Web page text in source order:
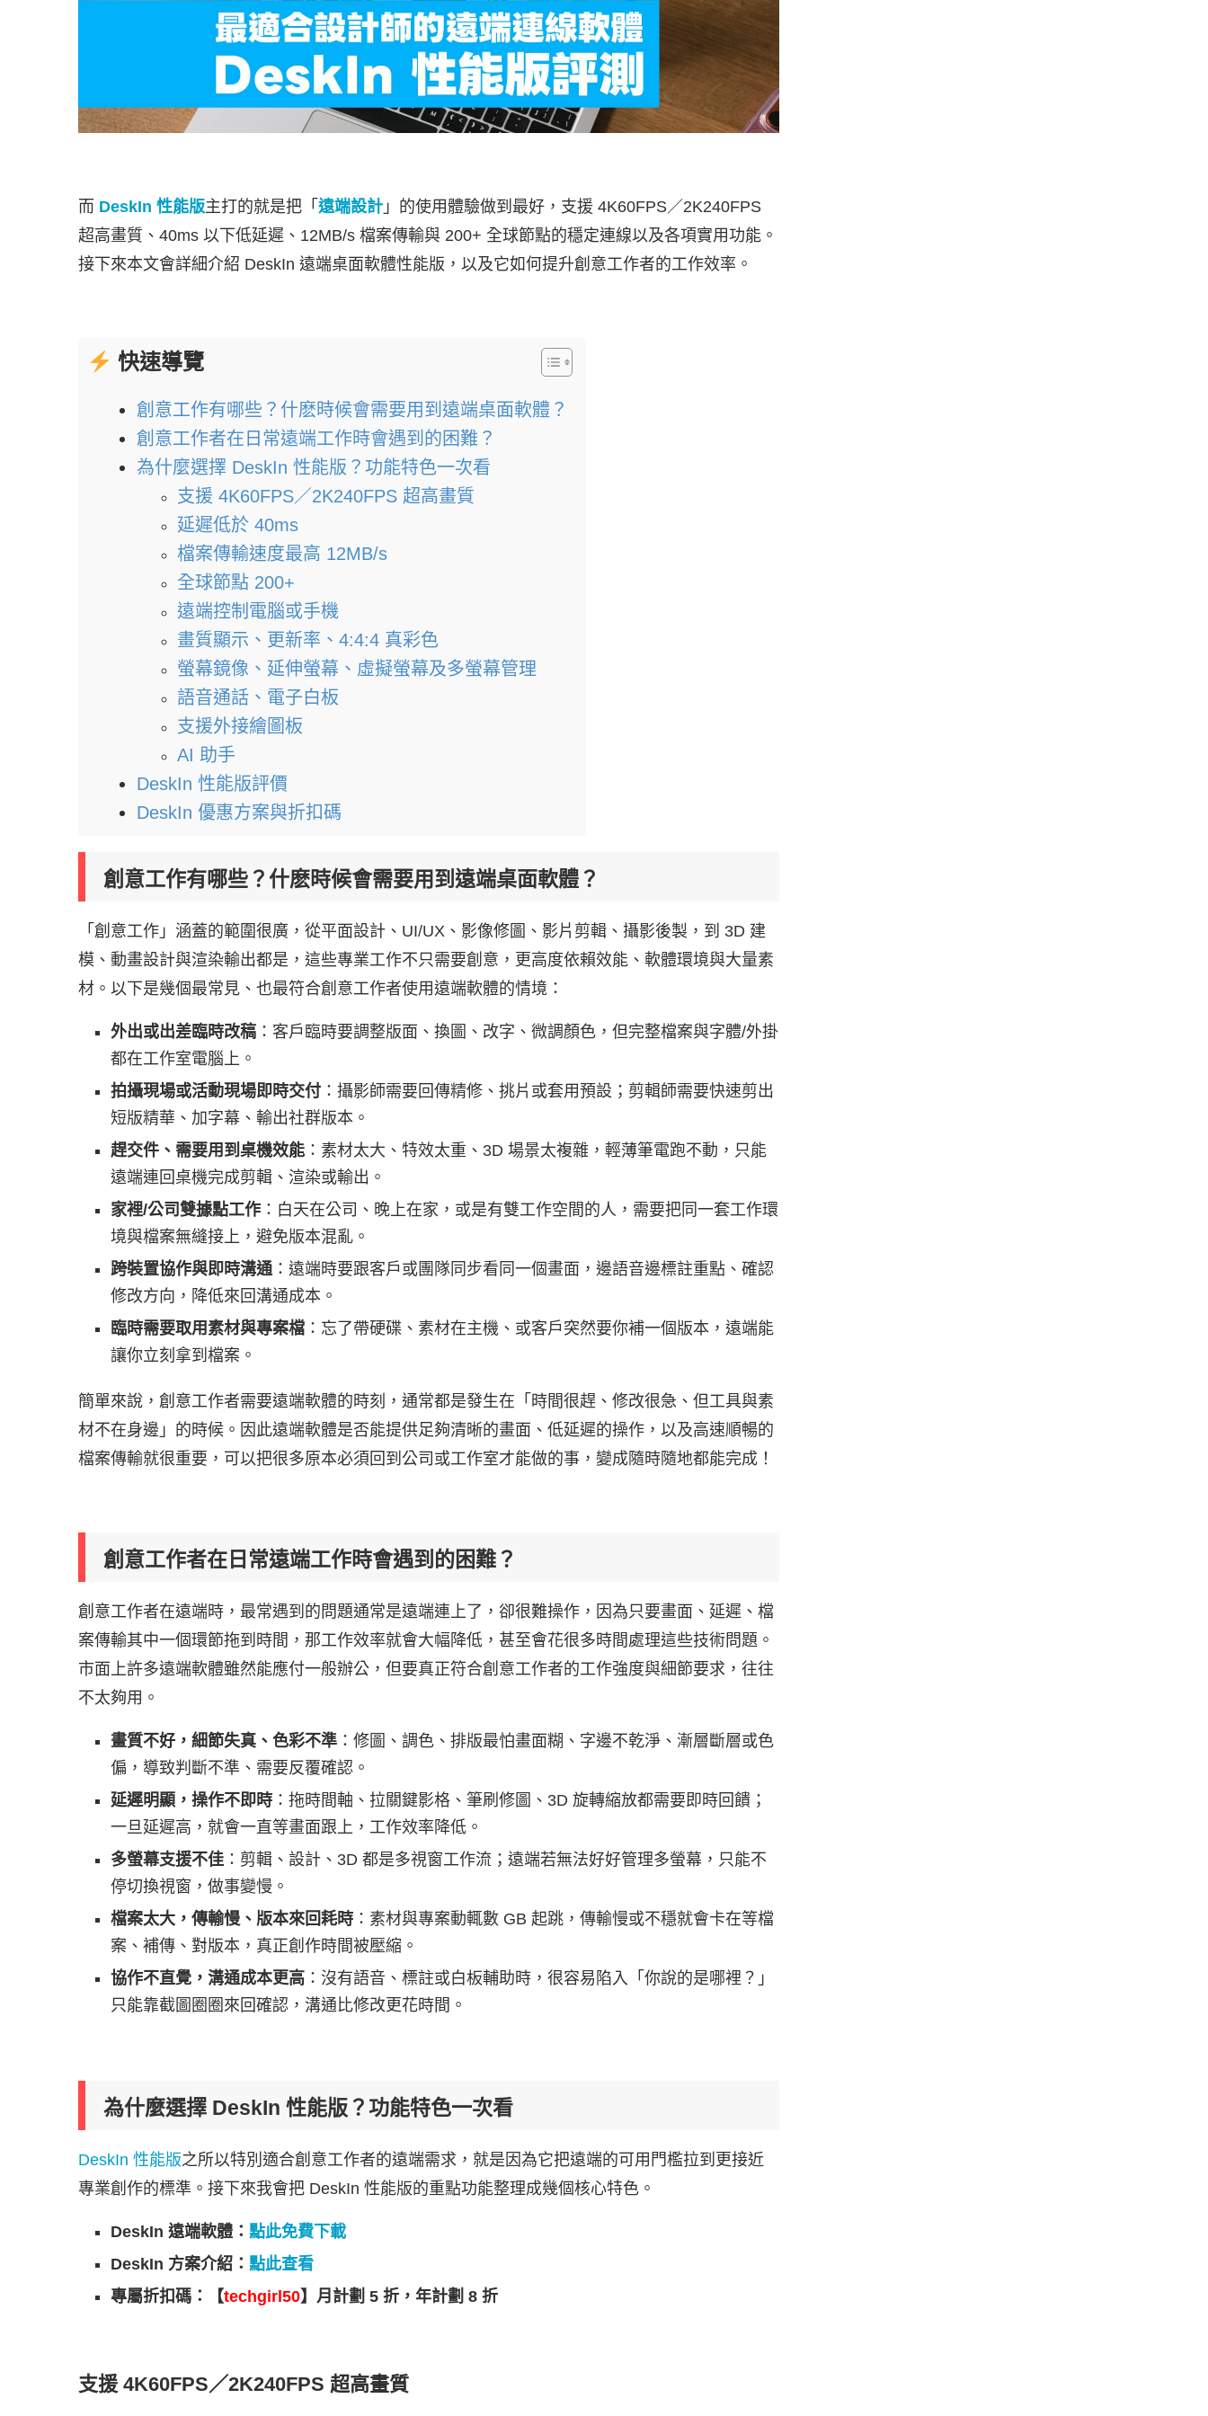
而 DeskIn 性能版主打的就是把「 遠端設計 」的使用體驗做到最好，支援 4K60FPS／2K240FPS
超高畫質、40ms 以下低延遲、12MB/s 檔案傳輸與 200+ 全球節點的穩定連線以及各項實用功能。
接下來本文會詳細介紹 DeskIn 遠端桌面軟體性能版，以及它如何提升創意工作者的工作效率。
快速導覽
創意工作有哪些？什麽時候會需要用到遠端桌面軟體？
創意工作者在日常遠端工作時會遇到的困難？
為什麼選擇 DeskIn 性能版？功能特色一次看
支援 4K60FPS／2K240FPS 超高畫質
延遲低於 40ms
檔案傳輸速度最高 12MB/s
全球節點 200+
遠端控制電腦或手機
畫質顯示、更新率、4:4:4 真彩色
螢幕鏡像、延伸螢幕、虛擬螢幕及多螢幕管理
語音通話、電子白板
支援外接繪圖板
AI 助手
DeskIn 性能版評價
DeskIn 優惠方案與折扣碼
創意工作有哪些？什麽時候會需要用到遠端桌面軟體？
「創意工作」涵蓋的範圍很廣，從平面設計、UI/UX、影像修圖、影片剪輯、攝影後製，到 3D 建
模、動畫設計與渲染輸出都是，這些專業工作不只需要創意，更高度依賴效能、軟體環境與大量素
材。以下是幾個最常見、也最符合創意工作者使用遠端軟體的情境：
外出或出差臨時改稿 ：客戶臨時要調整版面、換圖、改字、微調顏色，但完整檔案與字體/外掛
都在工作室電腦上。
拍攝現場或活動現場即時交付 ：攝影師需要回傳精修、挑片或套用預設；剪輯師需要快速剪出
短版精華、加字幕、輸出社群版本。
趕交件、需要用到桌機效能 ：素材太大、特效太重、3D 場景太複雜，輕薄筆電跑不動，只能
遠端連回桌機完成剪輯、渲染或輸出。
家裡/公司雙據點工作 ：白天在公司、晚上在家，或是有雙工作空間的人，需要把同一套工作環
境與檔案無縫接上，避免版本混亂。
跨裝置協作與即時溝通：遠端時要跟客戶或團隊同步看同一個畫面，邊語音邊標註重點、確認
修改方向，降低來回溝通成本。
臨時需要取用素材與專案檔 ：忘了帶硬碟、素材在主機、或客戶突然要你補一個版本，遠端能
讓你立刻拿到檔案。
簡單來說，創意工作者需要遠端軟體的時刻，通常都是發生在「時間很趕、修改很急、但工具與素
材不在身邊」的時候。因此遠端軟體是否能提供足夠清晰的畫面、低延遲的操作，以及高速順暢的
檔案傳輸就很重要，可以把很多原本必須回到公司或工作室才能做的事，變成隨時隨地都能完成！
創意工作者在日常遠端工作時會遇到的困難？
創意工作者在遠端時，最常遇到的問題通常是遠端連上了，卻很難操作，因為只要畫面、延遲、檔
案傳輸其中一個環節拖到時間，那工作效率就會大幅降低，甚至會花很多時間處理這些技術問題。
市面上許多遠端軟體雖然能應付一般辦公，但要真正符合創意工作者的工作強度與細節要求，往往
不太夠用。
畫質不好，細節失真、色彩不準 ：修圖、調色、排版最怕畫面糊、字邊不乾淨、漸層斷層或色
偏，導致判斷不準、需要反覆確認。
延遲明顯，操作不即時 ：拖時間軸、拉關鍵影格、筆刷修圖、3D 旋轉縮放都需要即時回饋；
一旦延遲高，就會一直等畫面跟上，工作效率降低。
多螢幕支援不佳 ：剪輯、設計、3D 都是多視窗工作流；遠端若無法好好管理多螢幕，只能不
停切換視窗，做事變慢。
檔案太大，傳輸慢、版本來回耗時 ：素材與專案動輒數 GB 起跳，傳輸慢或不穩就會卡在等檔
案、補傳、對版本，真正創作時間被壓縮。
協作不直覺，溝通成本更高 ：沒有語音、標註或白板輔助時，很容易陷入「你說的是哪裡？」
只能靠截圖圈圈來回確認，溝通比修改更花時間。
為什麼選擇 DeskIn 性能版 ？功能特色一次看
DeskIn 性能版之所以特別適合創意工作者的遠端需求，就是因為它把遠端的可用門檻拉到更接近
專業創作的標準。接下來我會把 DeskIn 性能版的重點功能整理成幾個核心特色。
DeskIn 遠端軟體： 點此免費下載
DeskIn 方案介紹： 點此查看
專屬折扣碼：【techgirl50】月計劃 5 折，年計劃 8 折
支援 4K60FPS／2K240FPS 超高畫質